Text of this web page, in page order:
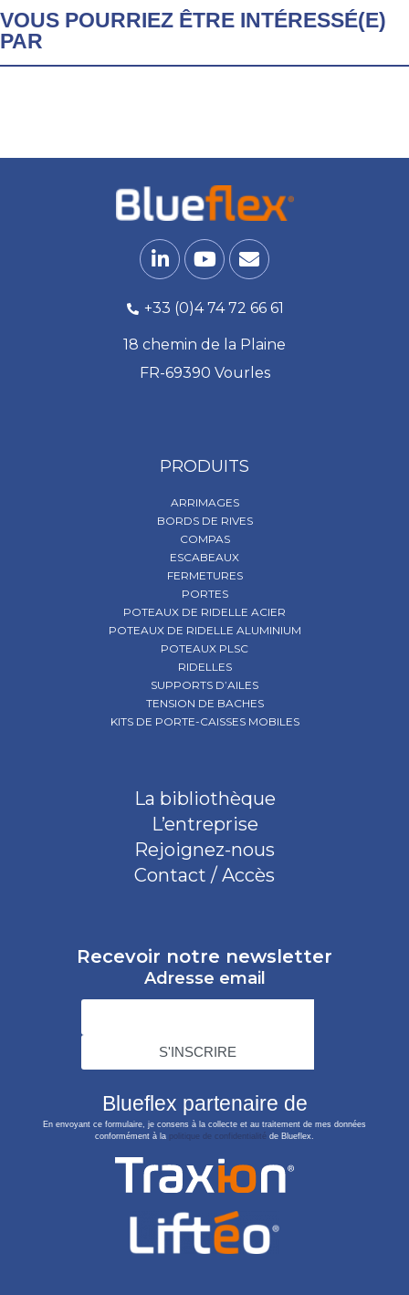
VOUS POURRIEZ ÊTRE INTÉRESSÉ(E)
PAR
+33 (0)4 74 72 66 61
18 chemin de la Plaine
FR-69390 Vourles
PRODUITS
ARRIMAGES
BORDS DE RIVES
COMPAS
ESCABEAUX
FERMETURES
PORTES
POTEAUX DE RIDELLE ACIER
POTEAUX DE RIDELLE ALUMINIUM
POTEAUX PLSC
RIDELLES
SUPPORTS D’AILES
TENSION DE BACHES
KITS DE PORTE-CAISSES MOBILES
La bibliothèque
L’entreprise
Rejoignez-nous
Contact / Accès
Recevoir notre newsletter
Adresse email
Blueflex partenaire de
En envoyant ce formulaire, je consens à la collecte et au traitement de mes données
conformément à la politique de confidentialité de Blueflex.